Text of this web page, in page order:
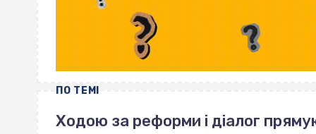
ПО ТЕМІ
Ходою за реформи і діалог